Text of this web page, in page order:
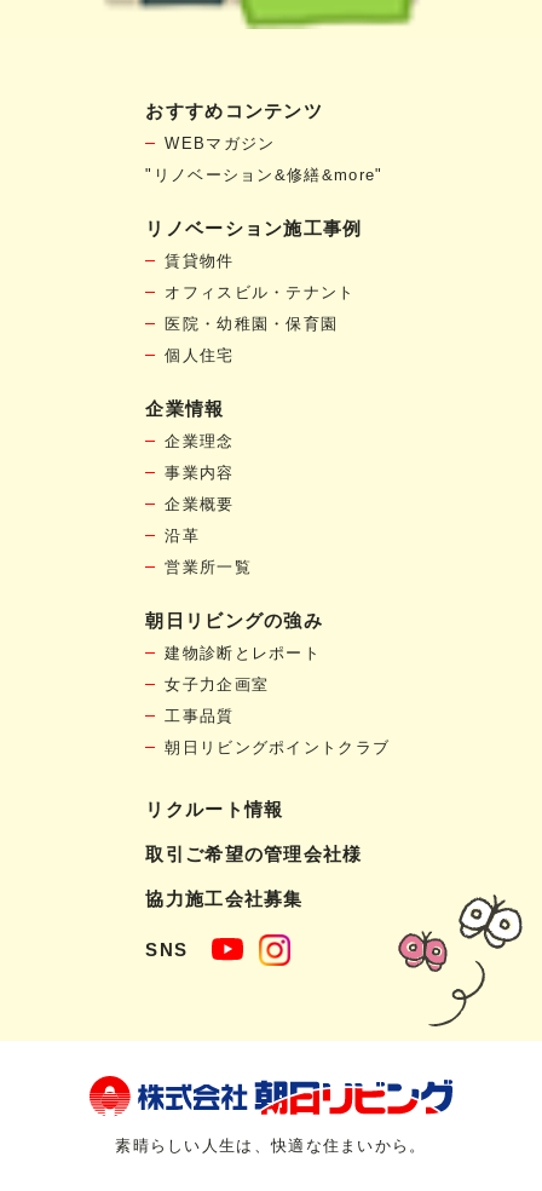
おすすめコンテンツ
WEBマガジン
"リノベーション&修繕&more"
リノベーション施工事例
賃貸物件
オフィスビル・テナント
医院・幼稚園・保育園
個人住宅
企業情報
企業理念
事業内容
企業概要
沿革
営業所一覧
朝日リビングの強み
建物診断とレポート
女子力企画室
工事品質
朝日リビングポイントクラブ
リクルート情報
取引ご希望の管理会社様
協力施工会社募集
SNS
素晴らしい人生は、快適な住まいから。